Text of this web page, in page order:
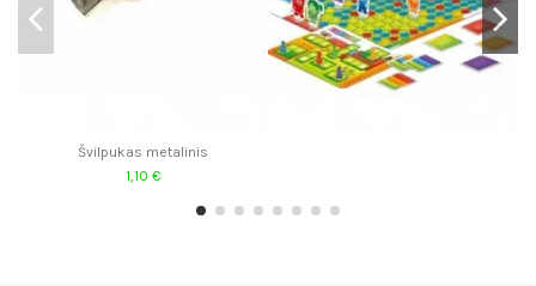
Švilpukas metalinis
1,10 €